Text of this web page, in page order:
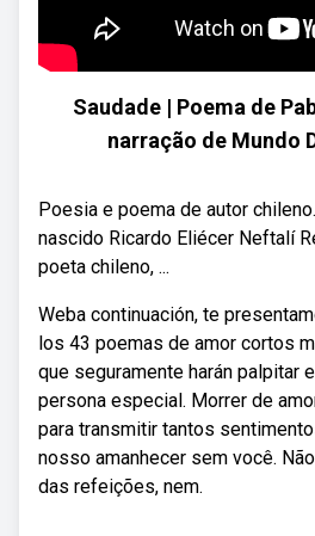
Saudade | Poema de
narração de Mundo
Poesia e poema de autor
nascido Ricardo Eliécer Neftalí
poeta chileno, ...
Weba continuación, te
los 43 poemas de amor cortos
que seguramente harán palpitar
persona especial. Morrer de
para transmitir tantos
nosso amanhecer sem você.
das refeições, nem.